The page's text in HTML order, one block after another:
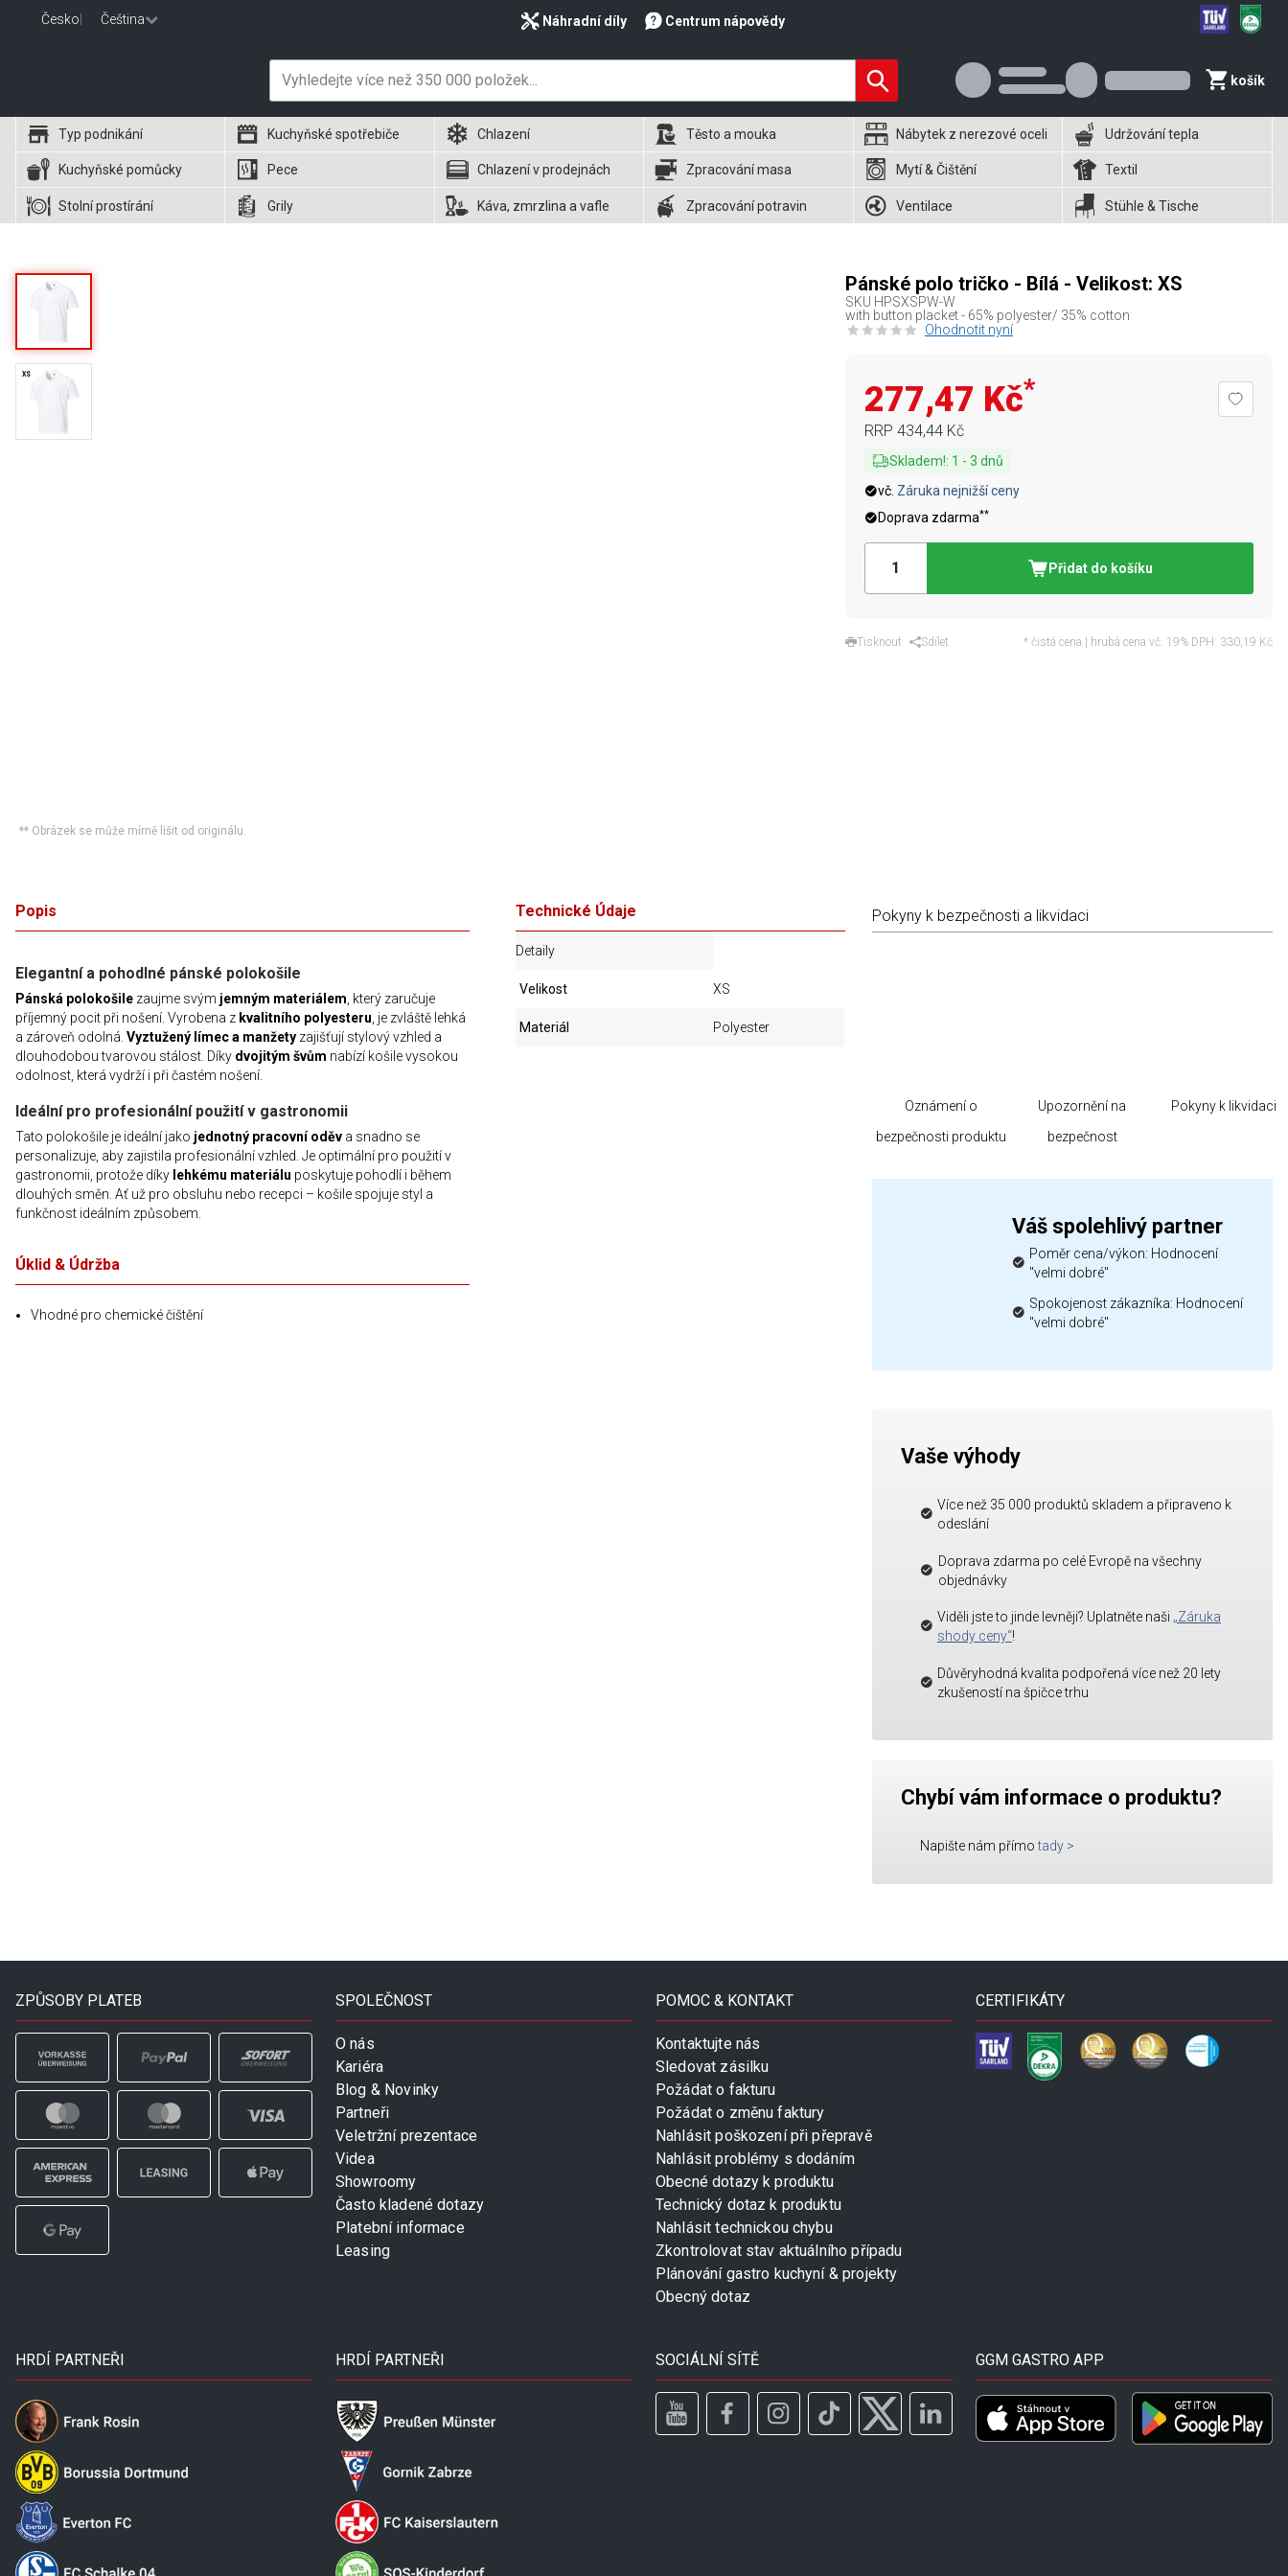
Česko Čeština Náhradní díly Centrum nápovědy
košík
Typ podnikání Kuchyňské spotřebiče Chlazení Těsto a mouka Nábytek z nerezové oceli Udržování tepla
Kuchyňské pomůcky Pece Chlazení v prodejnách Zpracování masa Mytí & Čištění Textil
Stolní prostírání Grily Káva, zmrzlina a vafle Zpracování potravin Ventilace Stühle & Tische
** Obrázek se může mírně lišit od originálu.
Pánské polo tričko - Bílá - Velikost: XS
SKU HPSXSPW-W
with button placket - 65% polyester/ 35% cotton
Ohodnotit nyní
277,47 Kč*
RRP 434,44 Kč
Skladem!: 1 - 3 dnů
vč. Záruka nejnižší ceny
Doprava zdarma**
Přidat do košíku
Tisknout Sdílet * čistá cena | hrubá cena vč. 19% DPH: 330,19 Kč
Popis
Elegantní a pohodlné pánské polokošile
Pánská polokošile zaujme svým jemným materiálem , který zaručuje
příjemný pocit při nošení. Vyrobena z kvalitního polyesteru , je zvláště lehká
a zároveň odolná. Vyztužený límec a manžety zajišťují stylový vzhled a
dlouhodobou tvarovou stálost. Díky dvojitým švům nabízí košile vysokou
odolnost, která vydrží i při častém nošení.
Ideální pro profesionální použití v gastronomii
Tato polokošile je ideální jako jednotný pracovní oděv a snadno se
personalizuje, aby zajistila profesionální vzhled. Je optimální pro použití v
gastronomii, protože díky lehkému materiálu poskytuje pohodlí i během
dlouhých směn. Ať už pro obsluhu nebo recepci – košile spojuje styl a
funkčnost ideálním způsobem.
Úklid & Údržba
Vhodné pro chemické čištění
Technické Údaje
Detaily
Velikost XS
Materiál Polyester
Pokyny k bezpečnosti a likvidaci
Oznámení o
bezpečnosti produktu
Upozornění na
bezpečnost
Pokyny k likvidaci
Váš spolehlivý partner
Poměr cena/výkon: Hodnocení
"velmi dobré"
Spokojenost zákazníka: Hodnocení
"velmi dobré"
Vaše výhody
Více než 35 000 produktů skladem a připraveno k
odeslání
Doprava zdarma po celé Evropě na všechny
objednávky
Viděli jste to jinde levněji? Uplatněte naši „Záruka
shody ceny“!
Důvěryhodná kvalita podpořená více než 20 lety
zkušeností na špičce trhu
Chybí vám informace o produktu?
Napište nám přímo tady >
ZPŮSOBY PLATEB SPOLEČNOST
O nás
Kariéra
Blog & Novinky
Partneři
Veletržní prezentace
Videa
Showroomy
Často kladené dotazy
Platební informace
Leasing
POMOC & KONTAKT
Kontaktujte nás
Sledovat zásilku
Požádat o fakturu
Požádat o změnu faktury
Nahlásit poškození při přepravě
Nahlásit problémy s dodáním
Obecné dotazy k produktu
Technický dotaz k produktu
Nahlásit technickou chybu
Zkontrolovat stav aktuálního případu
Plánování gastro kuchyní & projekty
Obecný dotaz
CERTIFIKÁTY
HRDÍ PARTNEŘI HRDÍ PARTNEŘI SOCIÁLNÍ SÍTĚ GGM GASTRO APP